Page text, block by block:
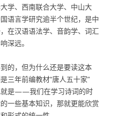
学、西南联合大学、中山大
语言学研究逾半个世纪，是中
在汉语语法学、音韵学、词汇
深远。
的，但为什么还是要读这本
三年前编教材“唐人五十家”
就是——我们在学习诗词的时
一些基本知识，那就更能欣赏